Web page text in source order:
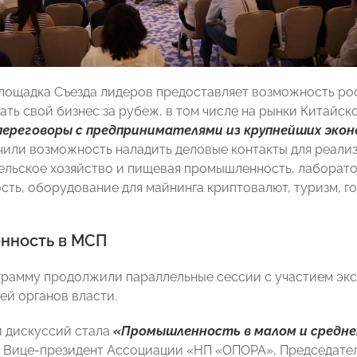
Съезда лидеров предоставляет возможность
свой бизнес за рубеж, в том числе на рынки
с предпринимателями из крупнейших
возможность наладить деловые контакты для
хозяйство и пищевая промышленность,
оборудование для майнинга криптовалют, туризм,
в МСП
продолжили параллельные сессии с участием
органов власти.
стала «Промышленность в малом и
Вице-президент Ассоциации «НП «ОПОРА»,